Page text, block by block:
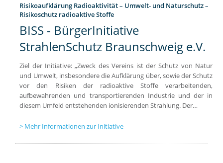
Risikoaufklärung Radioaktivität – Umwelt- und Naturschutz –
Risikoschutz radioaktive Stoffe
BISS - BürgerInitiative
StrahlenSchutz Braunschweig e.V.
Ziel der Initiative: „Zweck des Vereins ist der Schutz von Natur
und Umwelt, insbesondere die Aufklärung über, sowie der Schutz
vor den Risiken der radioaktive Stoffe verarbeitenden,
aufbewahrenden und transportierenden Industrie und der in
diesem Umfeld entstehenden ionisierenden Strahlung. Der…
Mehr Informationen zur Initiative